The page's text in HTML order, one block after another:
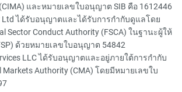
และหมายเลขใบอนุญาต SIB คือ 1612446
Ltd ได้รับอนุญาตและได้รับการกำกับดูแลโดย
Sector Conduct Authority (FSCA) ในฐานะผู้ให้
ด้วยหมายเลขใบอนุญาต 54842
LLC ได้รับอนุญาตและอยู่ภายใต้การกำกับ
Markets Authority (CMA) โดยมีหมายเลขใบ